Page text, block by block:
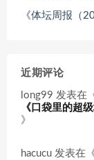
《体坛周报（
近期评论
long99 发表在
《口袋里的超
》
hacucu 发表在